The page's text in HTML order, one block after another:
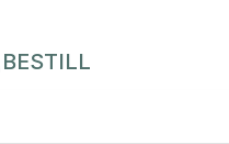
BESTILL